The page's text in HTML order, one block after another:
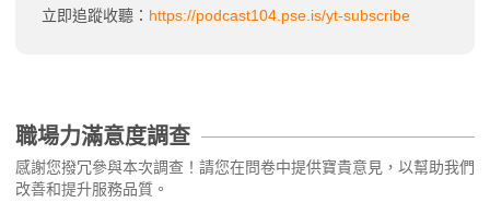
立即追蹤收聽： https://podcast104.pse.is/yt-subscribe
職場力滿意度調查
感謝您撥冗參與本次調查！請您在問卷中提供寶貴意見，以幫助我們
改善和提升服務品質。